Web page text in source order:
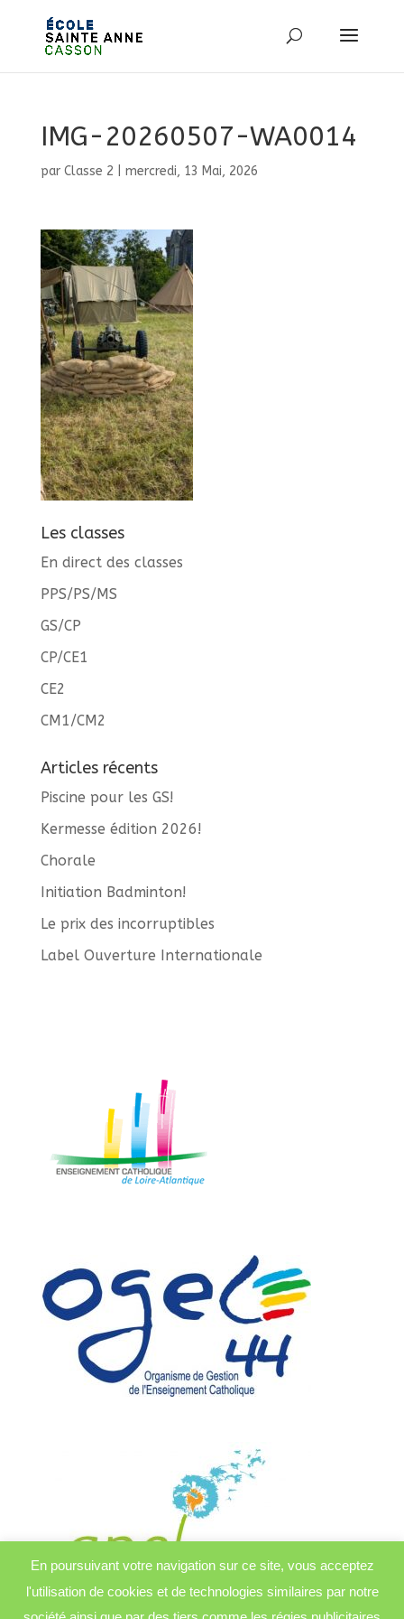
IMG-20260507-WA0014
par Classe 2 mercredi, 13 Mai, 2026
Les classes
En direct des classes
PPS/PS/MS
GS/CP
CP/CE1
CE2
CM1/CM2
Articles récents
Piscine pour les GS!
Kermesse édition 2026!
Chorale
Initiation Badminton!
Le prix des incorruptibles
Label Ouverture Internationale
En poursuivant votre navigation sur ce site, vous acceptez
l'utilisation de cookies et de technologies similaires par notre